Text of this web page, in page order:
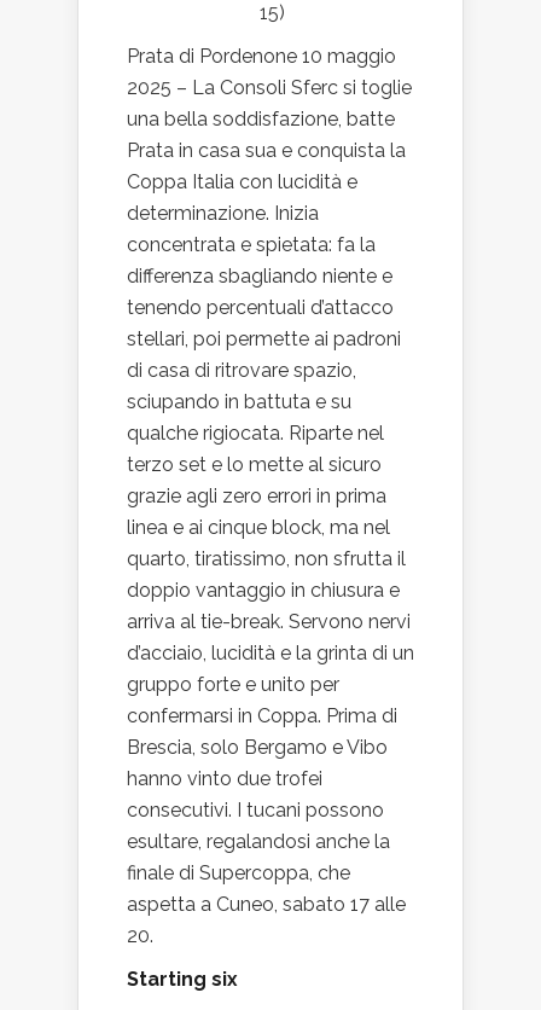
15)
Prata di Pordenone 10 maggio
2025 – La Consoli Sferc si toglie
una bella soddisfazione, batte
Prata in casa sua e conquista la
Coppa Italia con lucidità e
determinazione. Inizia
concentrata e spietata: fa la
differenza sbagliando niente e
tenendo percentuali d’attacco
stellari, poi permette ai padroni
di casa di ritrovare spazio,
sciupando in battuta e su
qualche rigiocata. Riparte nel
terzo set e lo mette al sicuro
grazie agli zero errori in prima
linea e ai cinque block, ma nel
quarto, tiratissimo, non sfrutta il
doppio vantaggio in chiusura e
arriva al tie-break. Servono nervi
d’acciaio, lucidità e la grinta di un
gruppo forte e unito per
confermarsi in Coppa. Prima di
Brescia, solo Bergamo e Vibo
hanno vinto due trofei
consecutivi. I tucani possono
esultare, regalandosi anche la
finale di Supercoppa, che
aspetta a Cuneo, sabato 17 alle
20.
Starting six